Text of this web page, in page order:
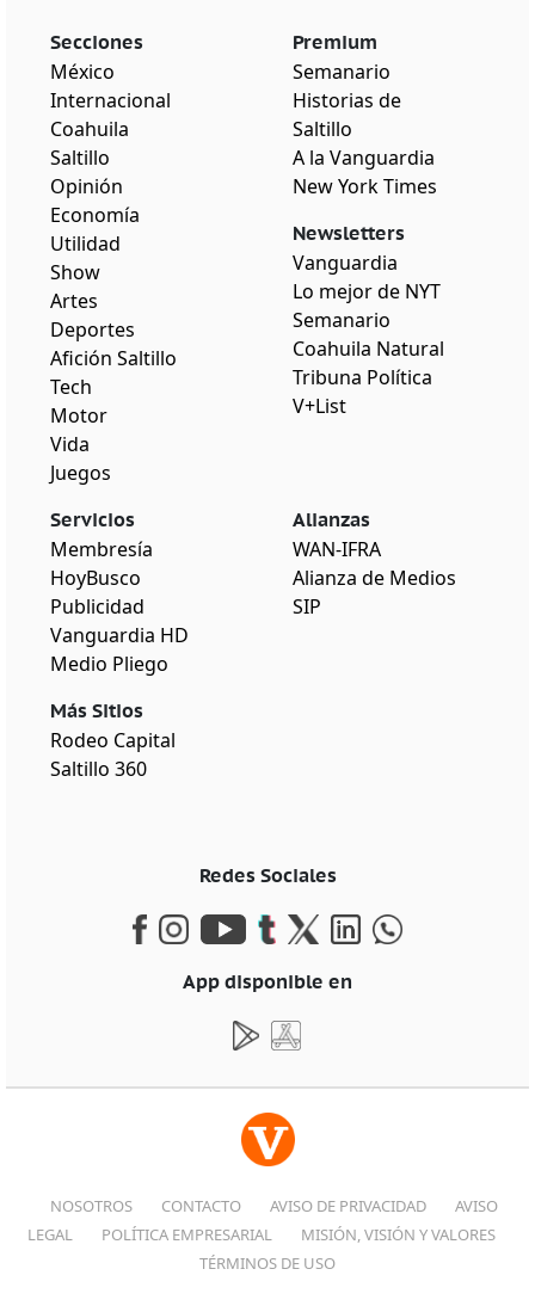
Secciones
México
Internacional
Coahuila
Saltillo
Opinión
Economía
Utilidad
Show
Artes
Deportes
Afición Saltillo
Tech
Motor
Vida
Juegos
Premium
Semanario
Historias de
Saltillo
A la Vanguardia
New York Times
Newsletters
Vanguardia
Lo mejor de NYT
Semanario
Coahuila Natural
Tribuna Política
V+List
Servicios
Membresía
HoyBusco
Publicidad
Vanguardia HD
Medio Pliego
Más Sitios
Rodeo Capital
Saltillo 360
Alianzas
WAN-IFRA
Alianza de Medios
SIP
Redes Sociales
App disponible en
NOSOTROS CONTACTO AVISO DE PRIVACIDAD
AVISO
LEGAL
POLÍTICA EMPRESARIAL
MISIÓN, VISIÓN Y VALORES
TÉRMINOS DE USO